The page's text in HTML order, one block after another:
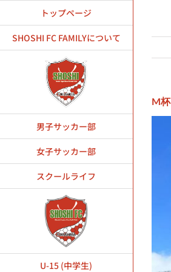
トップページ
SHOSHI FC FAMILYについて
男子サッカー部
女子サッカー部
スクールライフ
U-15 (中学生)
M杯